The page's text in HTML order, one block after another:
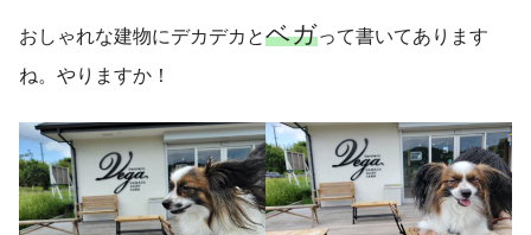
おしゃれな建物にデカデカとベガって書いてあります
ね。やりますか！